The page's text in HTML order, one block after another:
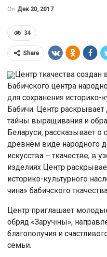
On Дек 20, 2017
34
Share
Центр ткачества создан
Бабичского центра
для сохранения историко-
Бабичи. Центр раскрывает
тайны выращивания и
Беларуси, рассказывает
древнем виде народного
искусства – ткачестве; в
изделиях Центр
историко-культурного
чина» бабичского
Центр приглашает
обряд «Заручіны»,
благополучия и
семьи.